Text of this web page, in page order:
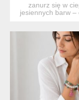
zanurz się w
jesiennych barw –